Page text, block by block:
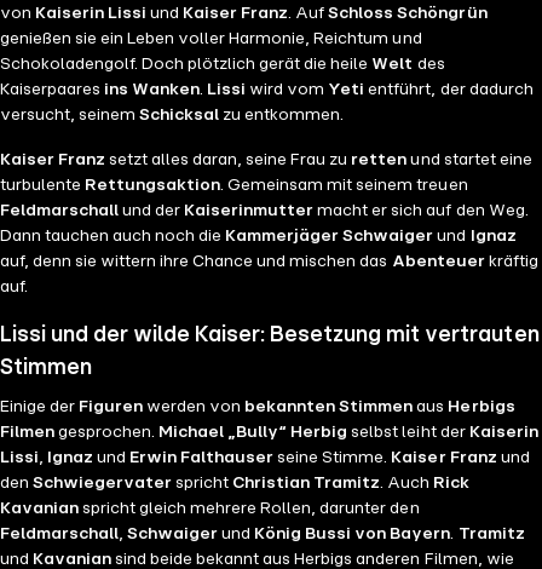
von Kaiserin Lissi und Kaiser Franz. AufSchloss Schöngrün
genießen sie ein Leben voller Harmonie, Reichtum und
Schokoladengolf. Doch plötzlich gerät die heile Welt des
Kaiserpaares ins Wanken. Lissi wird vom Yeti entführt, der dadurch
versucht, seinemSchicksal zu entkommen.
Kaiser Franz setzt alles daran, seine Frau zu retten und startet eine
turbulente Rettungsaktion. Gemeinsam mit seinem treuen
Feldmarschall und der Kaiserinmutter macht er sich auf den Weg.
Dann tauchen auch noch die Kammerjäger Schwaiger und
Ignaz
auf, denn sie wittern ihre Chance und mischen das Abenteuerkräftig
auf.
Lissi und der wilde Kaiser: Besetzung mit vertrauten
Stimmen
Einige der Figuren werden von bekannten Stimmen aus Herbigs
Filmen gesprochen. Michael „Bully“ Herbig selbst leiht der Kaiserin
Lissi, Ignaz und Erwin Falthauser seine Stimme. Kaiser Franz und
denSchwiegervater spricht Christian Tramitz. Auch Rick
Kavanian spricht gleich mehrere Rollen, darunter den
Feldmarschall,Schwaiger und König Bussi von Bayern. Tramitz
und Kavanian sind beide bekannt aus Herbigs anderen Filmen, wie